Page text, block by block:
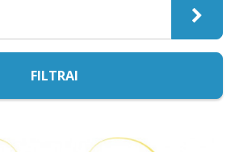
FILTRAI